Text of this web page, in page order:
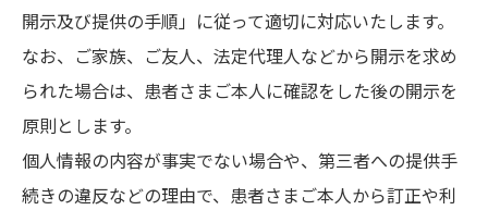
開示及び提供の手順」に従って適切に対応いたします。
なお、ご家族、ご友人、法定代理人などから開示を求め
られた場合は、患者さまご本人に確認をした後の開示を
原則とします。
個人情報の内容が事実でない場合や、第三者への提供手
続きの違反などの理由で、患者さまご本人から訂正や利